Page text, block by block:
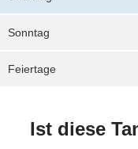
Sonntag
Feiertage
Ist diese